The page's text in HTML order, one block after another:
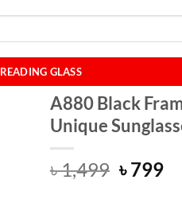
READING GLASS
A880 Black
Unique
৳1,499 Original
৳799